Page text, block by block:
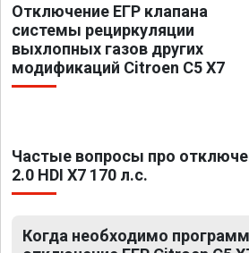
Отключение ЕГР клапана
системы рециркуляции
выхлопных газов других
модификаций Citroen C5 X7
Частые вопросы про
2.0 HDI X7 170 л.с.
Когда необходимо